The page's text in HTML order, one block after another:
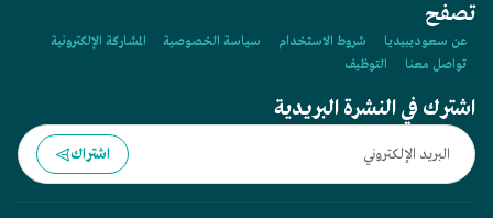
تصفح
عن سعوديبيديا شروط الاستخدام سياسة الخصوصية
المشاركة الإلكترونية
تواصل معنا
التوظيف
اشترك في النشرة البريدية
اشتراك